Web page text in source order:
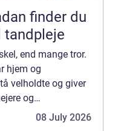
tandpleje
end mange tror.
hjem og
velholdte og giver
og
bruge en08 July 2026